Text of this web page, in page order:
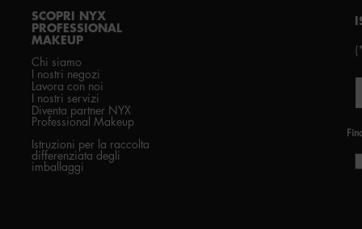
SCOPRI NYX
PROFESSIONAL
MAKEUP
Chi siamo
I nostri negozi
Lavora con noi
I nostri servizi
Diventa partner NYX
Professional Makeup
Istruzioni per la raccolta
differenziata degli
imballaggi